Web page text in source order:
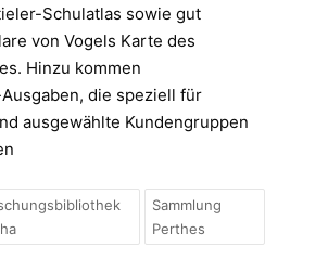
Schulatlas sowie gut
von Vogels Karte des
Hinzu kommen
die speziell für
ausgewählte Kundengruppen
Sammlung
Perthes